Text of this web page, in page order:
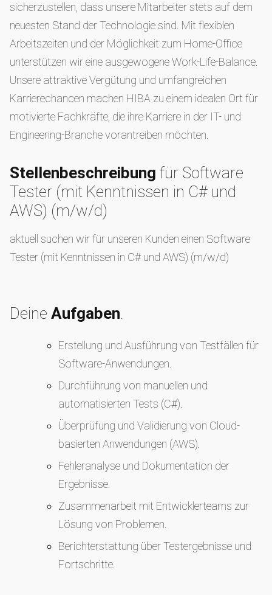
sicherzustellen, dass unsere Mitarbeiter stets auf dem
neuesten Stand der Technologie sind. Mit flexiblen
Arbeitszeiten und der Möglichkeit zum Home-Office
unterstützen wir eine ausgewogene Work-Life-Balance.
Unsere attraktive Vergütung und umfangreichen
Karrierechancen machen HIBA zu einem idealen Ort für
motivierte Fachkräfte, die ihre Karriere in der IT- und
Engineering-Branche vorantreiben möchten.
Stellenbeschreibung für Software
Tester (mit Kenntnissen in C# und
AWS) (m/w/d)
aktuell suchen wir für unseren Kunden einen Software
Tester (mit Kenntnissen in C# und AWS) (m/w/d)
Deine Aufgaben.
Erstellung und Ausführung von Testfällen für
Software-Anwendungen.
Durchführung von manuellen und
automatisierten Tests (C#).
Überprüfung und Validierung von Cloud-
basierten Anwendungen (AWS).
Fehleranalyse und Dokumentation der
Ergebnisse.
Zusammenarbeit mit Entwicklerteams zur
Lösung von Problemen.
Berichterstattung über Testergebnisse und
Fortschritte.